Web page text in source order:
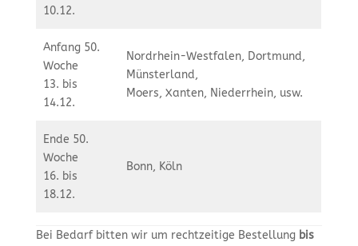
10.12.
Anfang 50.
Woche
13. bis
14.12.
Nordrhein-Westfalen, Dortmund,
Münsterland,
Moers, Xanten, Niederrhein, usw.
Ende 50.
Woche
16. bis
18.12.
Bonn, Köln
Bei Bedarf bitten wir um rechtzeitige Bestellung bis